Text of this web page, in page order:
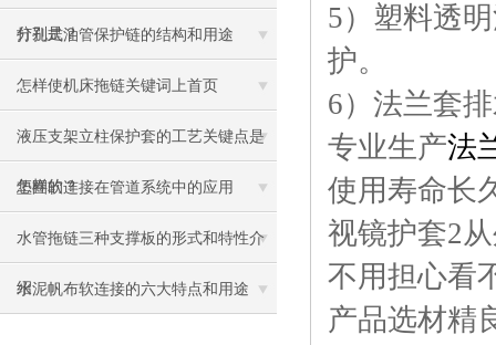
分别是？
打孔式油管保护链的结构和用途
怎样使机床拖链关键词上首页
液压支架立柱保护套的工艺关键点是
怎样的？
垫圈软连接在管道系统中的应用
水管拖链三种支撑板的形式和特性介
绍
水泥帆布软连接的六大特点和用途
5）塑料透
护。
6）法兰套
专业生产法
使用寿命长
视镜护套2
不用担心看
产品选材精